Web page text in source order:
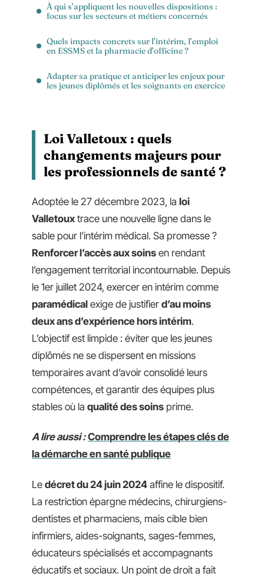
À qui s’appliquent les nouvelles dispositions :
focus sur les secteurs et métiers concernés
Quels impacts concrets sur l’intérim, l’emploi
en ESSMS et la pharmacie d’officine ?
Adapter sa pratique et anticiper les enjeux pour
les jeunes diplômés et les soignants en exercice
Loi Valletoux : quels
changements majeurs pour
les professionnels de santé ?
Adoptée le 27 décembre 2023, la loi
Valletoux trace une nouvelle ligne dans le
sable pour l’intérim médical. Sa promesse ?
Renforcer l’accès aux soins en rendant
l’engagement territorial incontournable. Depuis
le 1er juillet 2024, exercer en intérim comme
paramédical exige de justifier d’au moins
deux ans d’expérience hors intérim.
L’objectif est limpide : éviter que les jeunes
diplômés ne se dispersent en missions
temporaires avant d’avoir consolidé leurs
compétences, et garantir des équipes plus
stables où la qualité des soins prime.
A lire aussi : Comprendre les étapes clés de
la démarche en santé publique
Le décret du 24 juin 2024 affine le dispositif.
La restriction épargne médecins, chirurgiens-
dentistes et pharmaciens, mais cible bien
infirmiers, aides-soignants, sages-femmes,
éducateurs spécialisés et accompagnants
éducatifs et sociaux. Un point de droit a fait